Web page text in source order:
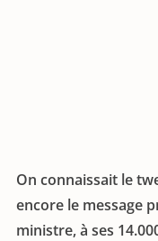
On connaissait le
encore le message
ministre, à ses